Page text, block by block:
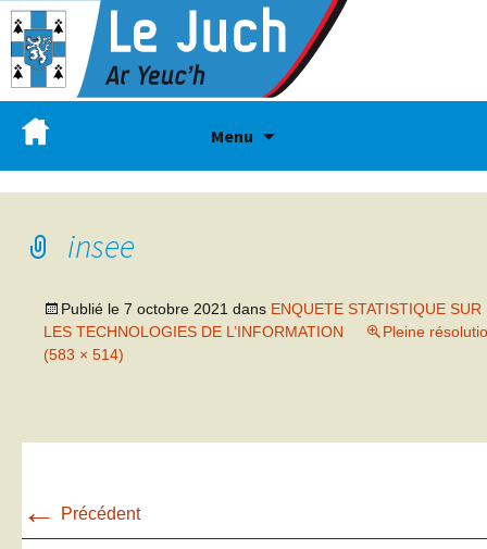
Menu
insee
Publié le 7 octobre 2021 dans ENQUETE STATISTIQUE SUR
LES TECHNOLOGIES DE L’INFORMATION
Pleine
(583 × 514)
← Précédent